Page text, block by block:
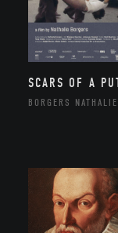
SCARS OF A
BORGERS NATHALIE